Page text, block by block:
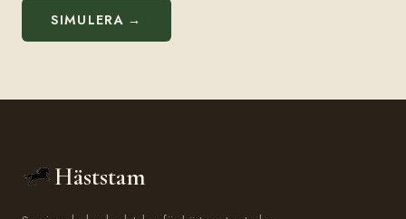
SIMULERA →
Häststam